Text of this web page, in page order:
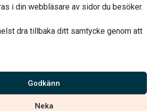
i din webbläsare av sidor du besöker.
dra tillbaka ditt samtycke genom att
Godkänn
Neka
av Sveriges Begravningsbyråers Förbund och
krav på utbildning, kvalitet, miljö och arbetsmiljö.